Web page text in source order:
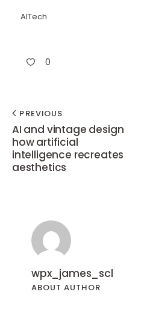
AITech
0
PREVIOUS
AI and vintage design
how artificial
intelligence recreates
aesthetics
wpx_james_scl
ABOUT AUTHOR